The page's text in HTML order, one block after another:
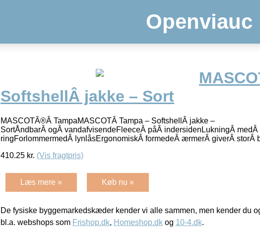
Openviauc
SoftshellÂ jakke – Sort
MASCOTÂ®Â TampaMASCOTÂ Tampa – SoftshellÂ jakke –
SortÅndbarÂ ogÂ vandafvisendeFleeceÂ påÂ indersidenLukningÂ
ringForlommermedÂ lynlåsErgonomiskÂ formedeÂ ærmerÂ giverÂ storÂ
410.25 kr. (Vis fragtpris)
Læs mere » Køb nu »
De fysiske byggemarkedskæder kender vi alle sammen, men kender du
bl.a. webshops som Frishop.dk, Homeshop.dk og 10-4.dk.